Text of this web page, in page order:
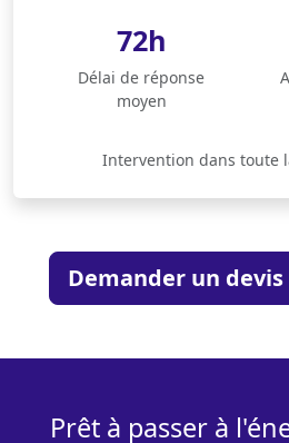
72h
Délai de réponse
moyen
Intervention dans toute
Demander un
Prêt à passer à